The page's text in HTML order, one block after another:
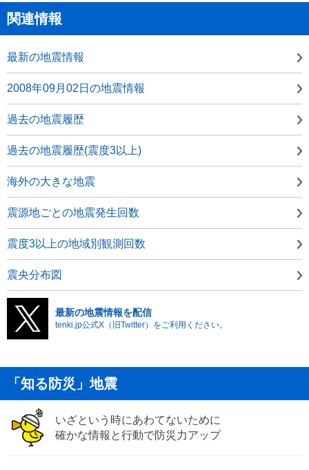
関連情報
最新の地震情報
2008年09月02日の地震情報
過去の地震履歴
過去の地震履歴(震度3以上)
海外の大きな地震
震源地ごとの地震発生回数
震度3以上の地域別観測回数
震央分布図
最新の地震情報を配信
tenki.jp公式X（旧Twitter）をご利用ください。
「知る防災」地震
いざという時にあわてないために
確かな情報と行動で防災力アップ